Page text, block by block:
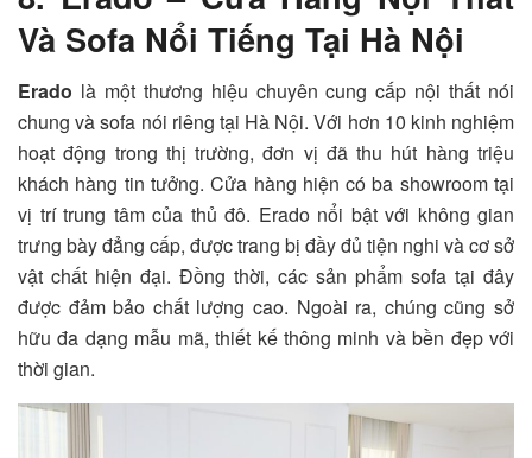
Và Sofa Nổi Tiếng Tại Hà Nội
Erado là một thương hiệu chuyên cung cấp nội thất nói
chung và sofa nói riêng tại Hà Nội. Với hơn 10 kinh nghiệm
hoạt động trong thị trường, đơn vị đã thu hút hàng triệu
khách hàng tin tưởng. Cửa hàng hiện có ba showroom tại
vị trí trung tâm của thủ đô. Erado nổi bật với không gian
trưng bày đẳng cấp, được trang bị đầy đủ tiện nghi và cơ sở
vật chất hiện đại. Đồng thời, các sản phẩm sofa tại đây
được đảm bảo chất lượng cao. Ngoài ra, chúng cũng sở
hữu đa dạng mẫu mã, thiết kế thông minh và bền đẹp với
thời gian.